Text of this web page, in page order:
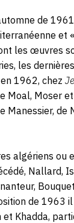
de
et
les œuvres
les
1962, chez
Moal, Moser
Manessier, de
algériens ou
Nallard,
de 1963
et Khadda,